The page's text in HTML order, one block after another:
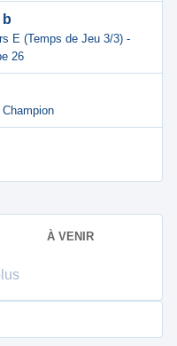
b
E (Temps de Jeu 3/3) -
26
À VENIR